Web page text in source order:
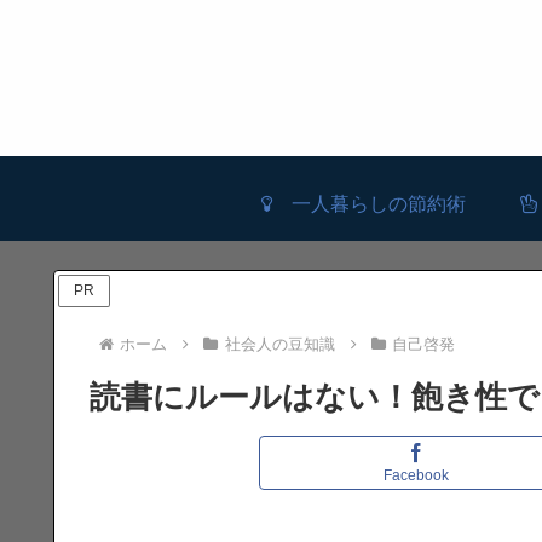
一人暮らしの節約術
PR
ホーム 社会人の豆知識 自己啓発
読書にルールはない！飽き性
Facebook